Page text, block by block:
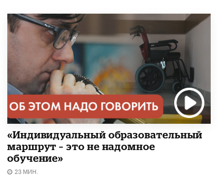
«Индивидуальный образовательный
маршрут – это не надомное
обучение»
23 МИН.